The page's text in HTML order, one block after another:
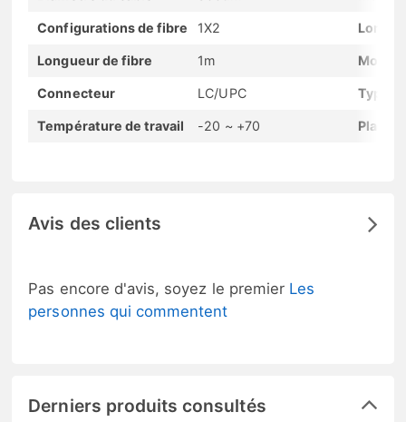
Configurations de fibre 1X2
Longueur de fibre 1m
Connecteur LC/UPC Type
Température de travail -20 ~ +70 Plage
Avis des clients
Pas encore d'avis, soyez le premier Les
personnes qui commentent
Derniers produits consultés